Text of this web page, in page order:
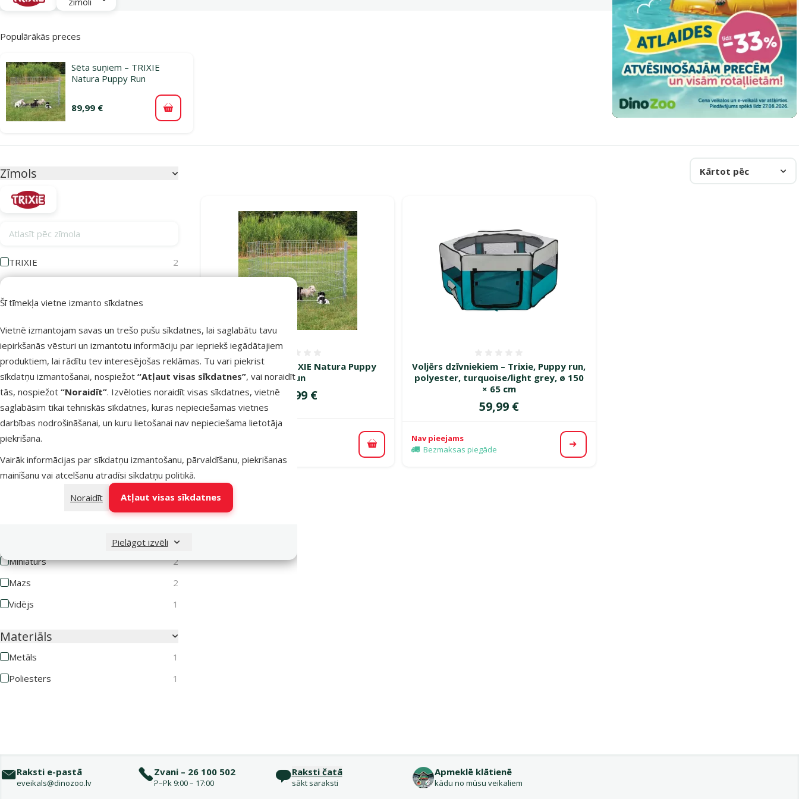
Šī tīmekļa vietne izmanto sīkdatnes
Vietnē izmantojam savas un trešo pušu sīkdatnes, lai saglabātu tavu
iepirkšanās vēsturi un izmantotu informāciju par iepriekš iegādātajiem
produktiem, lai rādītu tev interesējošas reklāmas. Tu vari piekrist
sīkdatņu izmantošanai, nospiežot “Atļaut visas sīkdatnes”, vai noraidīt
tās, nospiežot “Noraidīt”. Izvēloties noraidīt visas sīkdatnes, vietnē
saglabāsim tikai tehniskās sīkdatnes, kuras nepieciešamas vietnes
darbības nodrošināšanai, un kuru lietošanai nav nepieciešama lietotāja
piekrišana.
Vairāk informācijas par sīkdatņu izmantošanu, pārvaldīšanu, piekrišanas
mainīšanu vai atcelšanu atradīsi sīkdatņu politikā.
Noraidīt
Atļaut visas sīkdatnes
Pielāgot izvēli
Populārākās preces
Sēta suņiem – TRIXIE
Natura Puppy Run
89,99 € Pievienot grozam
Zīmols
Atlasīt pēc zīmola
TRIXIE 2
Cena
59 € 90 €
Atsauksmes
Atsauksmes 100%
0
Atsauksmes 60%
0
Atsauksmes 40%
0
Atsauksmes 20%
0
Miniatūrs
2
Mazs
2
Vidējs
1
Materiāls
Metāls
1
Poliesters
1
Kārtot pēc
Sēta suņiem – TRIXIE Natura Puppy
Run
Cena
89,99 €
Pievienot grozam
Voljērs dzīvniekiem – Trixie, Puppy run,
polyester, turquoise/light grey, ø 150
× 65 cm
Cena
59,99 €
Nav pieejams
Bezmaksas piegāde
Apskatīt
Raksti e-pastā
eveikals@dinozoo.lv
Zvani – 26 100 502
P–Pk 9:00 – 17:00
Raksti čatā
sākt saraksti
Apmeklē klātienē
kādu no mūsu veikaliem